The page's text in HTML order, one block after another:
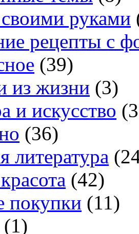
руками
рецепты с
(39)
из жизни (3)
и искусство
(36)
литература
(42)
(11)
(1)